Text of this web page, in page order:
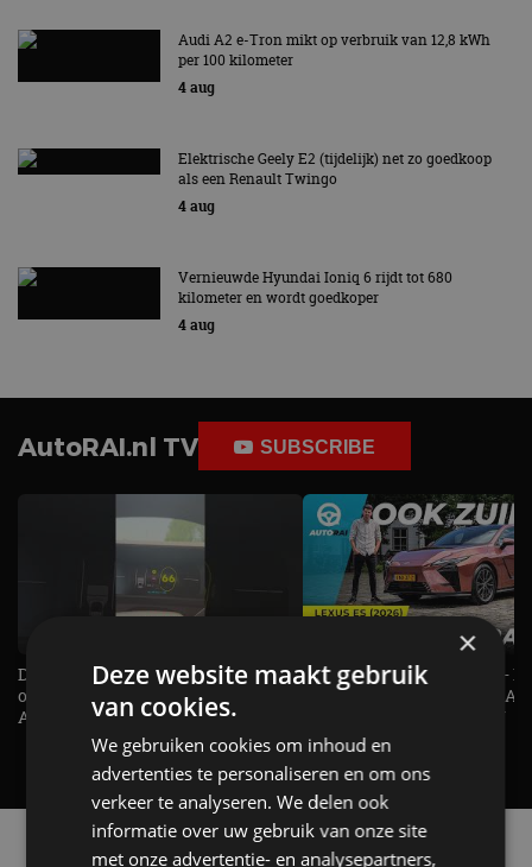
Audi A2 e-Tron mikt op verbruik van 12,8 kWh
per 100 kilometer
4 aug
Elektrische Geely E2 (tijdelijk) net zo goedkoop
als een Renault Twingo
4 aug
Vernieuwde Hyundai Ioniq 6 rijdt tot 680
kilometer en wordt goedkoper
4 aug
AutoRAI.nl TV SUBSCRIBE
De Renault Twingo heeft een
opvallende snelheidsmeter! -
AutoRAI TV
De perfecte (gezins)taxi? -
ES500e (2026) - REVIEW -
UITGELEGD! - AutoRAI TV
Alle automerken
×
Deze website maakt gebruik
van cookies.
We gebruiken cookies om inhoud en
advertenties te personaliseren en om ons
verkeer te analyseren. We delen ook
informatie over uw gebruik van onze site
met onze advertentie- en analysepartners,